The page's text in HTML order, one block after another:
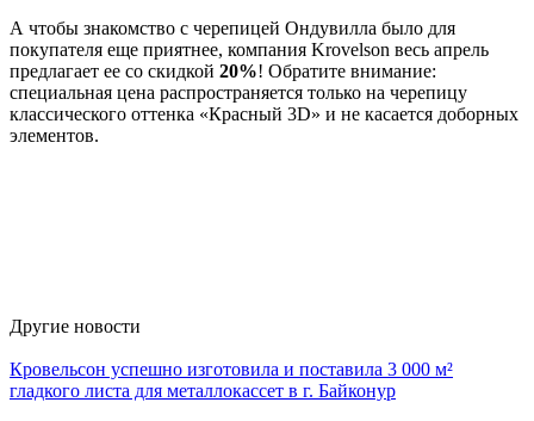
А чтобы знакомство с черепицей Ондувилла было для
покупателя еще приятнее, компания Krovelson весь апрель
предлагает ее со скидкой 20%! Обратите внимание:
специальная цена распространяется только на черепицу
классического оттенка «Красный 3D» и не касается доборных
элементов.
Другие новости
Кровельсон успешно изготовила и поставила 3 000 м²
гладкого листа для металлокассет в г. Байконур